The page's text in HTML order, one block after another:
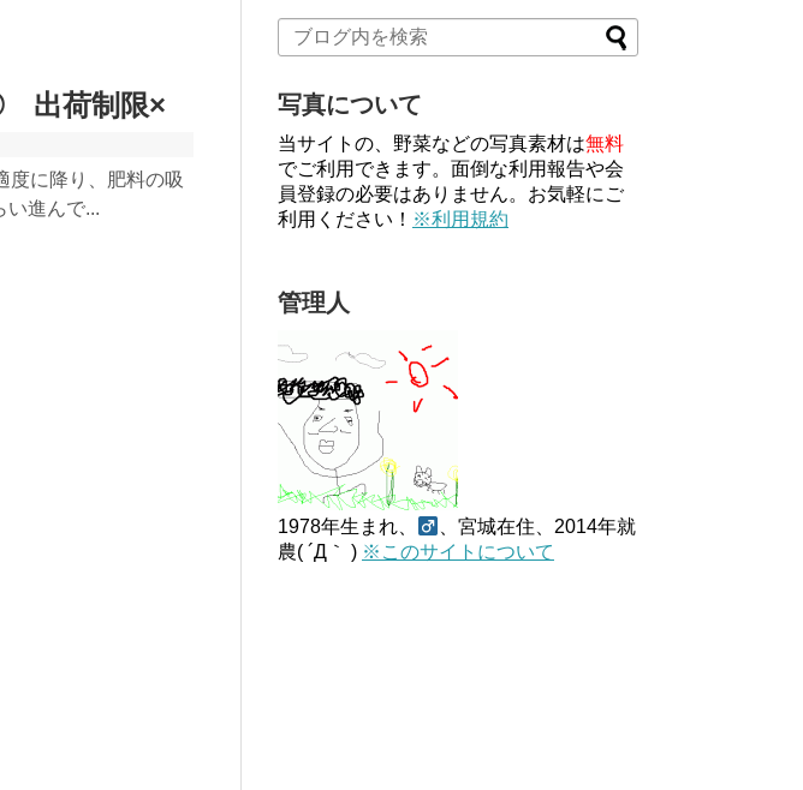
出荷制限×
度に降り、肥料の吸
い進んで...
写真について
当サイトの、野菜などの写真素材は無料
でご利用できます。面倒な利用報告や会
員登録の必要はありません。お気軽にご
利用ください！ ※利用規約
管理人
1978年生まれ、
、宮城在住、2014年就
農( ´Д｀ ) ※このサイトについて